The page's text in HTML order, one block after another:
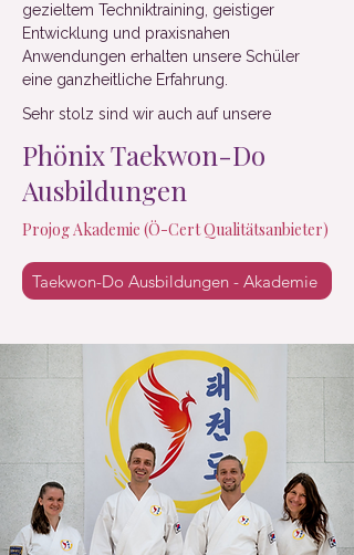
gezieltem Techniktraining, geistiger
Entwicklung und praxisnahen
Anwendungen erhalten unsere Schüler
eine ganzheitliche Erfahrung.
Sehr stolz sind wir auch auf unsere
Phönix Taekwon-Do
Ausbildungen
Projog Akademie (Ö-Cert Qualitätsanbieter)
Taekwon-Do Ausbildungen - Akademie